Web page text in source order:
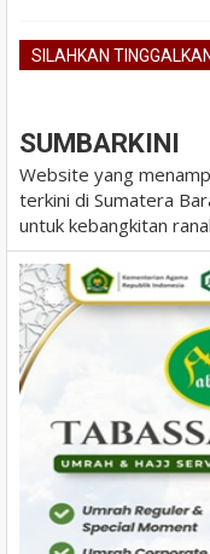
SILAHKAN
SUMBARKINI
Website yang
terkini di Sumatera
untuk kebangkitan